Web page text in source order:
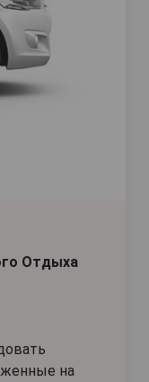
Отдыха
на